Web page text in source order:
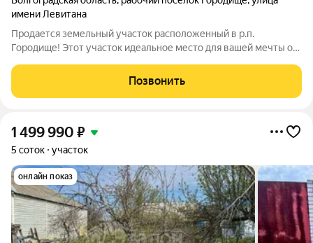
имени Левитана
Продается земельный участок расположенный в р.п.
Городище! Этот участок идеальное место для вашей мечты о
позволит вам сразу приступить к строительству вашего
нового дома. Участок принадлежит
Позвонить
1 499 990 ₽
5 соток участок
онлайн показ